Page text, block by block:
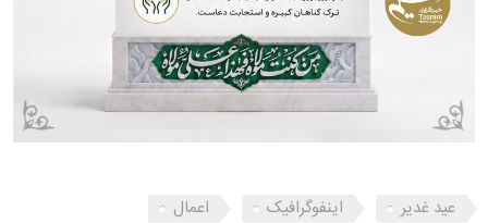
عید غدیر اینفوگرافیک
اعمال